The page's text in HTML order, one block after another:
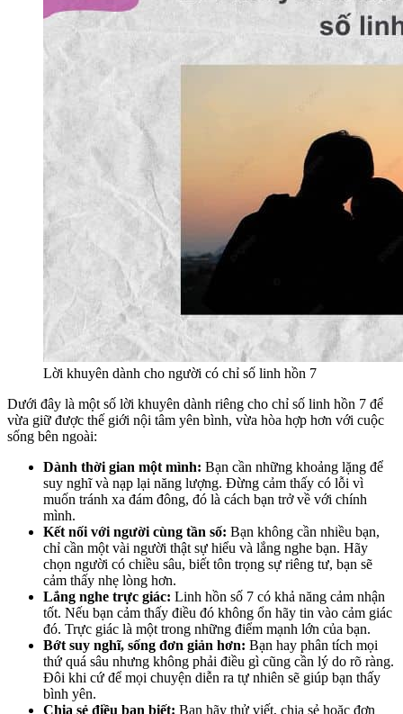
Lời khuyên dành cho người có chỉ số linh hồn 7
Dưới đây là một số lời khuyên dành riêng cho chỉ số linh hồn 7 để
vừa giữ được thế giới nội tâm yên bình, vừa hòa hợp hơn với cuộc
sống bên ngoài:
Dành thời gian một mình: Bạn cần những khoảng lặng để
suy nghĩ và nạp lại năng lượng. Đừng cảm thấy có lỗi vì
muốn tránh xa đám đông, đó là cách bạn trở về với chính
mình.
Kết nối với người cùng tần số: Bạn không cần nhiều bạn,
chỉ cần một vài người thật sự hiểu và lắng nghe bạn. Hãy
chọn người có chiều sâu, biết tôn trọng sự riêng tư, bạn sẽ
cảm thấy nhẹ lòng hơn.
Lắng nghe trực giác: Linh hồn số 7 có khả năng cảm nhận
tốt. Nếu bạn cảm thấy điều đó không ổn hãy tin vào cảm giác
đó. Trực giác là một trong những điểm mạnh lớn của bạn.
Bớt suy nghĩ, sống đơn giản hơn: Bạn hay phân tích mọi
thứ quá sâu nhưng không phải điều gì cũng cần lý do rõ ràng.
Đôi khi cứ để mọi chuyện diễn ra tự nhiên sẽ giúp bạn thấy
bình yên.
Chia sẻ điều bạn biết: Bạn hãy thử viết, chia sẻ hoặc đơn